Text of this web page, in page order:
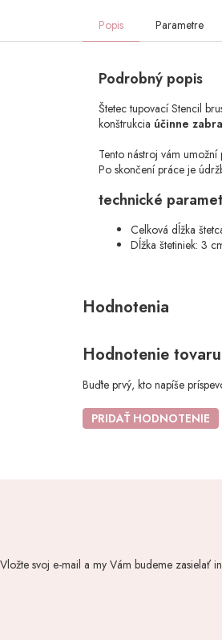
Popis Parametre
Podrobný popis
Štetec tupovací Stencil
konštrukcia účinne
Tento nástroj vám
Po skončení práce je
technické
Celková dĺžka
Dĺžka štetiniek: 3
Hodnotenie tovaru
Buďte prvý, kto napíše
PRIDAŤ HODNOTENIE
Vložte svoj e-mail a my Vám budeme zasielať